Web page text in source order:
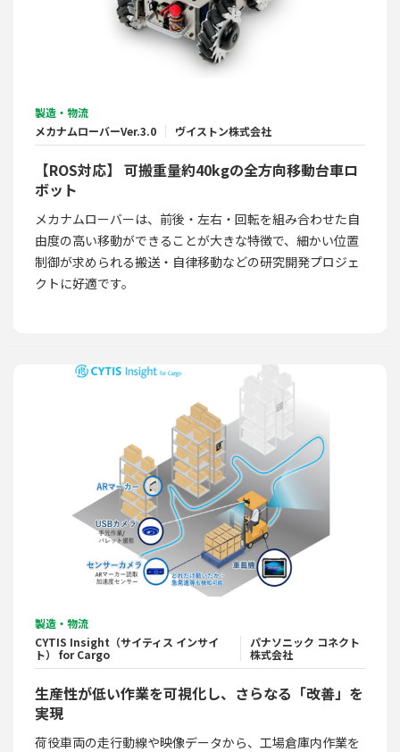
製造・物流
メカナムローバーVer.3.0
ヴイストン株式会社
【ROS対応】 可搬重量約40kgの全方向移動台車ロ
ボット
メカナムローバーは、前後・左右・回転を組み合わせた自
由度の高い移動ができることが大きな特徴で、細かい位置
制御が求められる搬送・自律移動などの研究開発プロジェ
クトに好適です。
製造・物流
CYTIS Insight（サイティス インサイ
ト） for Cargo
パナソニック コネクト
株式会社
生産性が低い作業を可視化し、さらなる「改善」を
実現
荷役車両の走行動線や映像データから、工場倉庫内作業を